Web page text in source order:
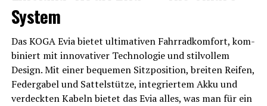
System
Das KOGA Evia bie­tet ulti­ma­ti­ven Fahr­rad­kom­fort, kom­
bi­niert mit inno­va­ti­ver Tech­no­lo­gie und stil­vol­lem
Design. Mit einer beque­men Sitz­po­si­ti­on, brei­ten Rei­fen,
Feder­ga­bel und Sat­tel­stüt­ze, inte­grier­tem Akku und
ver­deck­ten Kabeln bie­tet das Evia alles, was man für ein